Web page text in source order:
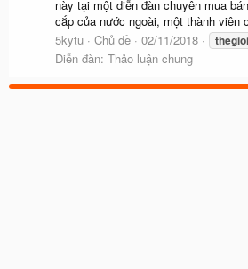
này tại một diễn đàn chuyên mua
cắp của nước ngoài, một thành viên
5kytu
Chủ đề 02/11/2018
Diễn đàn: Thảo luận chung